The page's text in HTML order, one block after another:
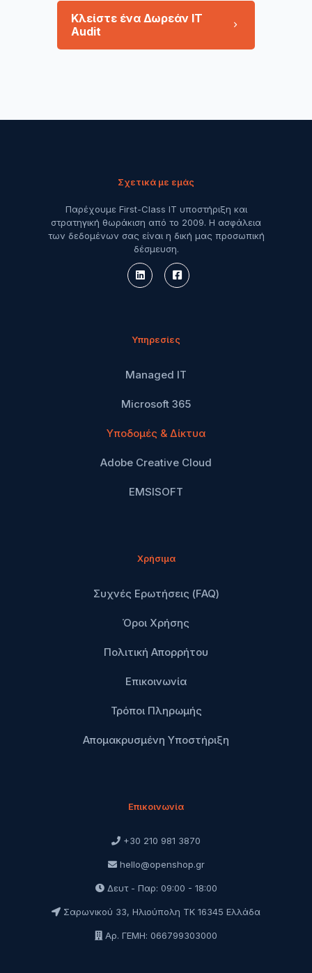
Κλείστε ένα Δωρεάν IT
Audit
Σχετικά με εμάς
Παρέχουμε First-Class IT υποστήριξη και
στρατηγική θωράκιση από το 2009. Η ασφάλεια
των δεδομένων σας είναι η δική μας προσωπική
δέσμευση.
Υπηρεσίες
Managed IT
Microsoft 365
Υποδομές & Δίκτυα
Adobe Creative Cloud
EMSISOFT
Χρήσιμα
Συχνές Ερωτήσεις (FAQ)
Όροι Χρήσης
Πολιτική Απορρήτου
Επικοινωνία
Τρόποι Πληρωμής
Απομακρυσμένη Υποστήριξη
Επικοινωνία
+30 210 981 3870
hello@openshop.gr
Δευτ - Παρ: 09:00 - 18:00
Σαρωνικού 33, Ηλιούπολη ΤΚ 16345 Ελλάδα
Αρ. ΓΕΜΗ: 066799303000